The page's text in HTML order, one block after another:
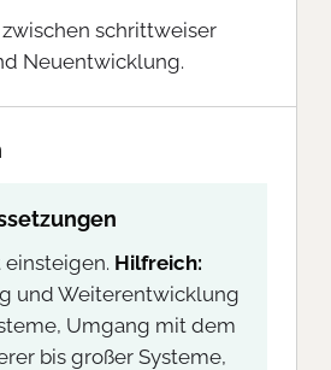
schrittweiser
Neuentwicklung.
einsteigen. Hilfreich:
und Weiterentwicklung
Umgang mit dem
bis großer Systeme,